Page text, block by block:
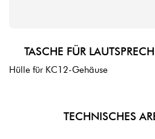
TASCHE FÜR
Hülle für KC12-Gehäuse
TECHNISCHES